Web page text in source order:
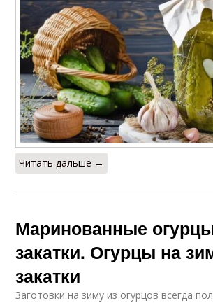
Читать дальше →
Маринованные
закатки. Огурцы на
закатки
Заготовки на зиму из огурцов всегда